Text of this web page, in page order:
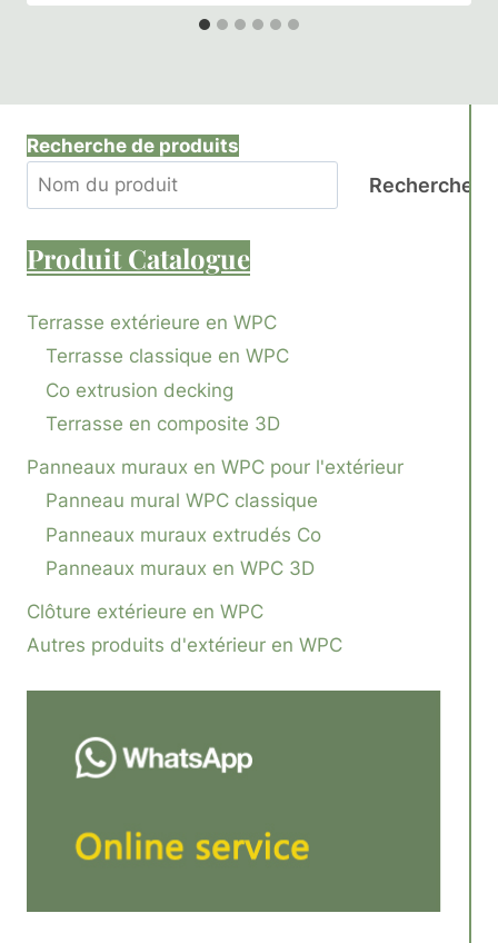
Recherche de produits
Recherche
ProduitCatalogue
Terrasse extérieure en WPC
Terrasse classique en WPC
Co extrusion decking
Terrasse en composite 3D
Panneaux muraux en WPC pour l'extérieur
Panneau mural WPC classique
Panneaux muraux extrudés Co
Panneaux muraux en WPC 3D
Clôture extérieure en WPC
Autres produits d'extérieur en WPC